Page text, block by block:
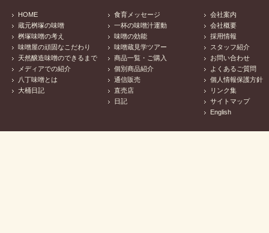
HOME
蔵元桝塚の味噌
桝塚味噌の考え
味噌屋の頑固なこだわり
天然醸造味噌のできるまで
メディアでの紹介
八丁味噌とは
大桶日記
食育メッセージ
一杯の味噌汁運動
味噌の効能
味噌蔵見学ツアー
商品一覧・ご購入
個別商品紹介
通信販売
直売店
日記
会社案内
会社概要
採用情報
スタッフ紹介
お問い合わせ
よくあるご質問
個人情報保護方針
リンク集
サイトマップ
English